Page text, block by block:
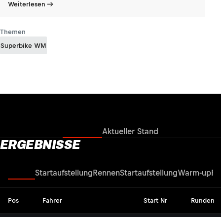
Weiterlesen
Themen
Superbike WM
Aktueller Stand
ERGEBNISSE
StartaufstellungRennenStartaufstellungWarm-up
Pos Fahrer Start Nr Runden